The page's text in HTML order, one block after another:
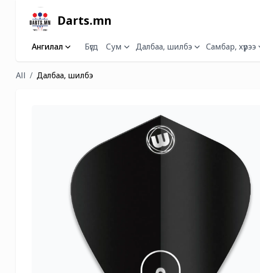
Darts.mn
Ангилал Бүгд Сум Далбаа, шилбэ Самбар, хүрээ
All Далбаа, шилбэ